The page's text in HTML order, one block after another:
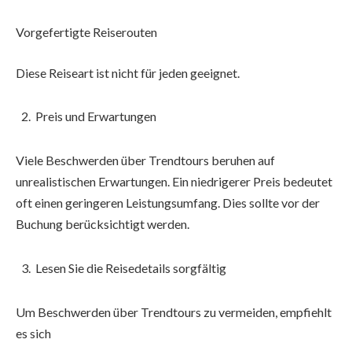
Vorgefertigte Reiserouten
Diese Reiseart ist nicht für jeden geeignet.
Preis und Erwartungen
Viele Beschwerden über Trendtours beruhen auf
unrealistischen Erwartungen. Ein niedrigerer Preis bedeutet
oft einen geringeren Leistungsumfang. Dies sollte vor der
Buchung berücksichtigt werden.
Lesen Sie die Reisedetails sorgfältig
Um Beschwerden über Trendtours zu vermeiden, empfiehlt
es sich